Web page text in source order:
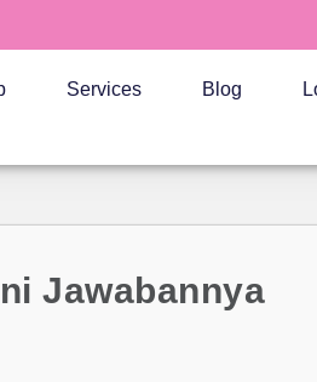
Services Blog
Jawabannya